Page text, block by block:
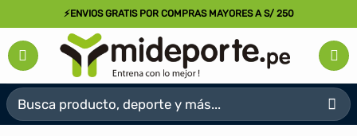
al
contenido
⚡ENVIOS GRATIS POR COMPRAS MAYORES A S/ 250
Buscar
por: